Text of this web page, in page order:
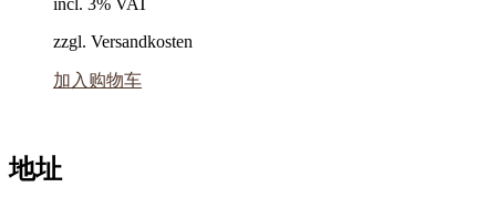
zzgl. Versandkosten
加入购物车
地址